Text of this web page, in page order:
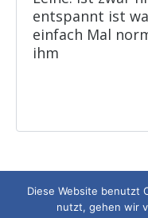
entspannt ist
einfach Mal
ihm
Copyright 2026
Diese Website benutzt
nutzt, gehen wir